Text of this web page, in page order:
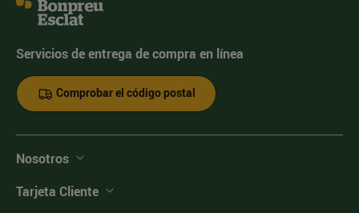
Servicios de entrega de compra en línea
Comprobar el código postal
Nosotros
Tarjeta Cliente